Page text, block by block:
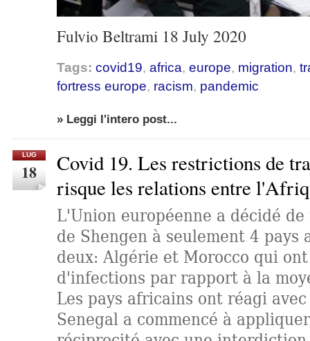
Fulvio Beltrami 18 July 2020
Tags: covid19, africa, europe, migration,
fortress europe, racism, pandemic
» Leggi l'intero post...
LUG
18
Covid 19. Les restrictions de
risque les relations entre
L'Union européenne a décidé
de Shengen à seulement 4 pays
deux: Algérie et Morocco qui
d'infections par rapport à la
Les pays africains ont réagi
Senegal a commencé à